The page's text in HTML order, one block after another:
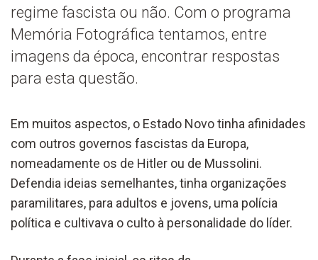
regime fascista ou não. Com o programa
Memória Fotográfica tentamos, entre
imagens da época, encontrar respostas
para esta questão.
Em muitos aspectos, o Estado Novo tinha afinidades
com outros governos fascistas da Europa,
nomeadamente os de Hitler ou de Mussolini.
Defendia ideias semelhantes, tinha organizações
paramilitares, para adultos e jovens, uma polícia
política e cultivava o culto à personalidade do líder.